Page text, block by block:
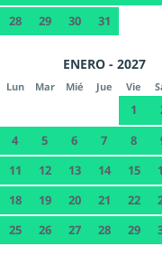
28
29 30 31
ENERO - 2027
Lun Mar Mié Jue Vie
1
4
5 6 7 8
11
12 13 14 15
18
19 20 21 22
25
26 27 28 29